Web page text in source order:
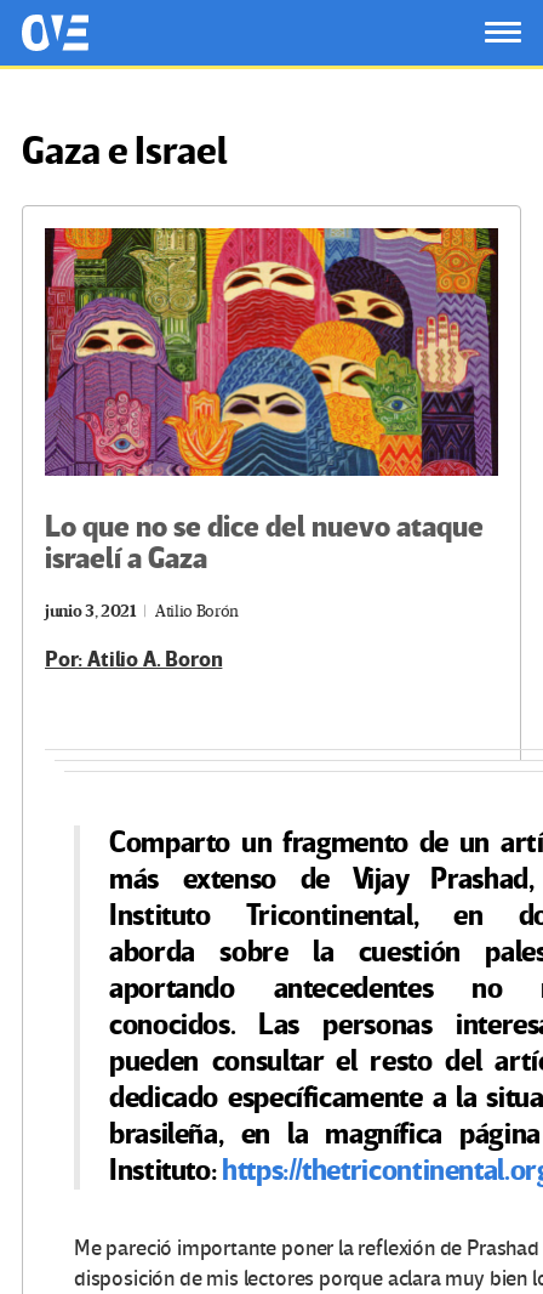
Saltar al contenido principal
OtrasVocesenEducacion.org
Gaza e Israel
Lo que no se dice del nuevo ataque
israelí a Gaza
junio 3, 2021 Atilio Borón
Por: Atilio A. Boron
Comparto un fragmento de un
más extenso de Vijay
Instituto Tricontinental, en
aborda sobre la cuestión
aportando antecedentes no
conocidos. Las personas
pueden consultar el resto del
dedicado específicamente a la
brasileña, en la magnífica
Instituto:https://
Me pareció importante poner la reflexión de Prashad
disposición de mis lectores porque aclara muy bien